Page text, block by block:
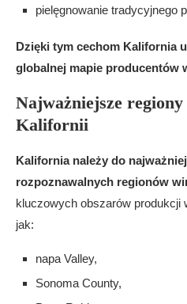
pielęgnowanie tradycyjnego
Dzięki tym cechom Kalifornia
globalnej mapie producentów
Najważniejsze
Kalifornii
Kalifornia należy do
rozpoznawalnych regionów
kluczowych obszarów produkcji
jak:
napa Valley,
Sonoma County,